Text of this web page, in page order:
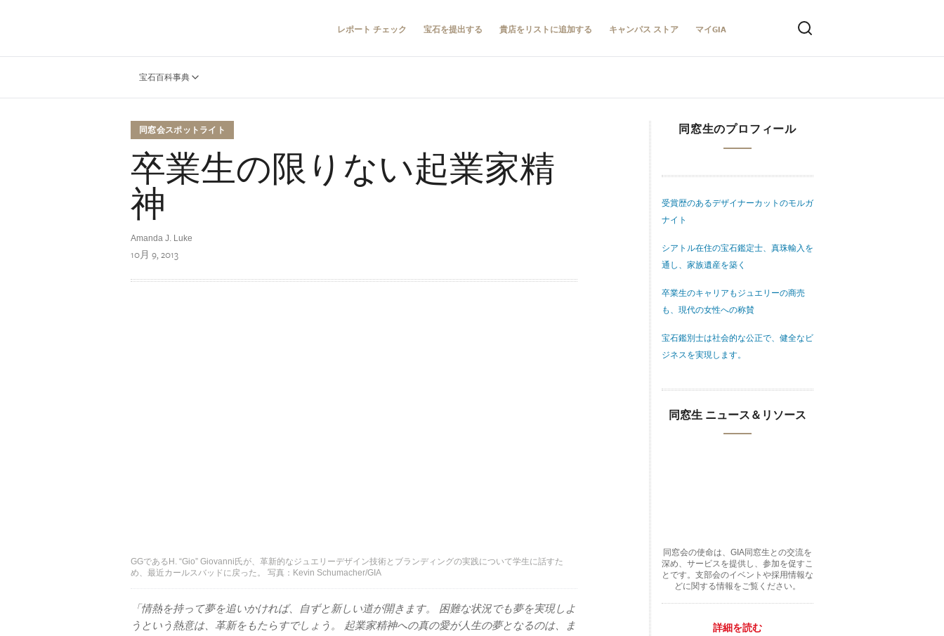
レポート チェック 宝石を提出する 貴店をリストに追加する キャンパス ストア マイGIA
宝石百科事典
同窓会スポットライト
卒業生の限りない起業家精
神
Amanda J. Luke
10月 9, 2013
GGであるH. “Gio” Giovanni氏が、革新的なジュエリーデザイン技術とブランディングの実践について学生に話すた
め、最近カールスバッドに戻った。 写真：Kevin Schumacher/GIA
「情熱を持って夢を追いかければ、自ずと新しい道が開きます。 困難な状況でも夢を実現しよ
うという熱意は、革新をもたらすでしょう。 起業家精神への真の愛が人生の夢となるのは、ま
同窓生のプロフィール
受賞歴のあるデザイナーカットのモルガ
ナイト
シアトル在住の宝石鑑定士、真珠輸入を
通し、家族遺産を築く
卒業生のキャリアもジュエリーの商売
も、現代の女性への称賛
宝石鑑別士は社会的な公正で、健全なビ
ジネスを実現します。
同窓生 ニュース＆リソース
同窓会の使命は、GIA同窓生との交流を
深め、サービスを提供し、参加を促すこ
とです。支部会のイベントや採用情報な
どに関する情報をご覧ください。
詳細を読む